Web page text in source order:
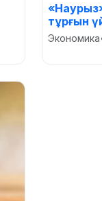
тұрғын
Экономика